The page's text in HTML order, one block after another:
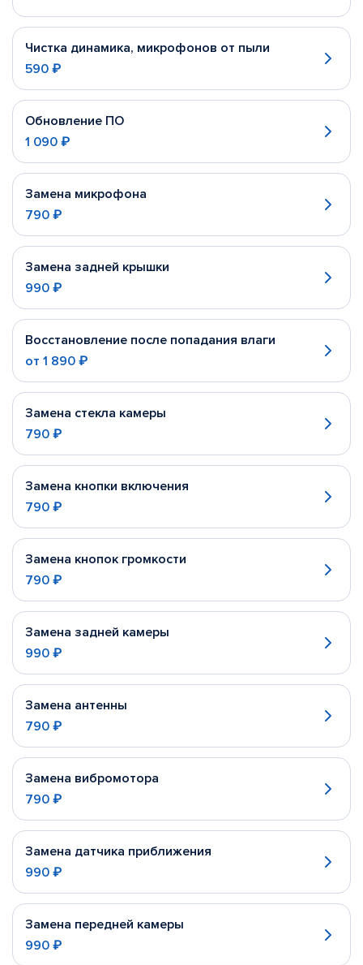
Чистка динамика, микрофонов от пыли
590 ₽
Обновление ПО
1 090 ₽
Замена микрофона
790 ₽
Замена задней крышки
990 ₽
Восстановление после попадания влаги
от 1 890 ₽
Замена стекла камеры
790 ₽
Замена кнопки включения
790 ₽
Замена кнопок громкости
790 ₽
Замена задней камеры
990 ₽
Замена антенны
790 ₽
Замена вибромотора
790 ₽
Замена датчика приближения
990 ₽
Замена передней камеры
990 ₽